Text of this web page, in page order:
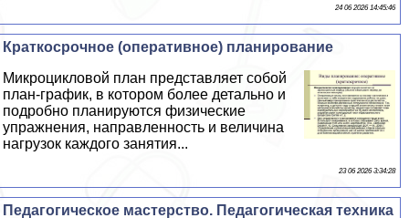
24 06 2026 14:45:46
Краткосрочное (оперативное) планирование
Микроцикловой план представляет собой
план-график, в котором более детально и
подробно планируются физические
упражнения, направленность и величина
нагрузок каждого занятия...
23 06 2026 3:34:28
Педагогическое мастерство. Педагогическая техника